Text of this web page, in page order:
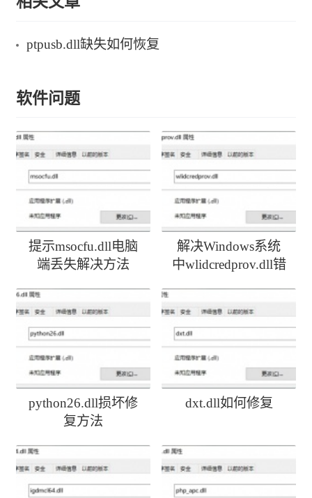
ptpusb.dll缺失如何恢复
软件问题
提示msocfu.dll电脑
端丢失解决方法
解决Windows系统
中wlidcredprov.dll错
python26.dll损坏修
复方法
dxt.dll如何修复